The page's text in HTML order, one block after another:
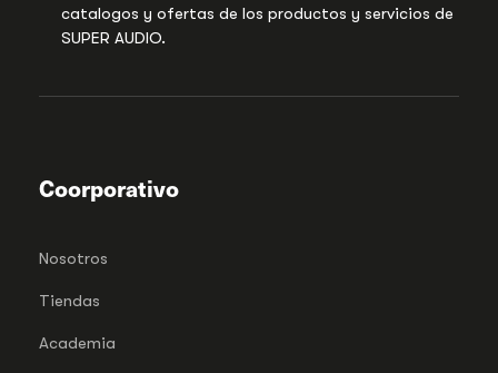
catalogos y ofertas de los productos y servicios de
SUPER AUDIO.
Coorporativo
Nosotros
Tiendas
Academia